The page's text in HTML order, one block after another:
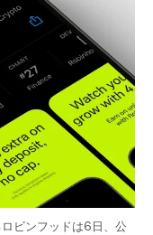
ビンフッドは6日、公